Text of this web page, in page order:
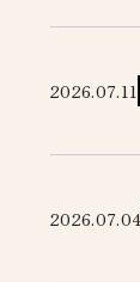
2026.07.11
2026.07.04